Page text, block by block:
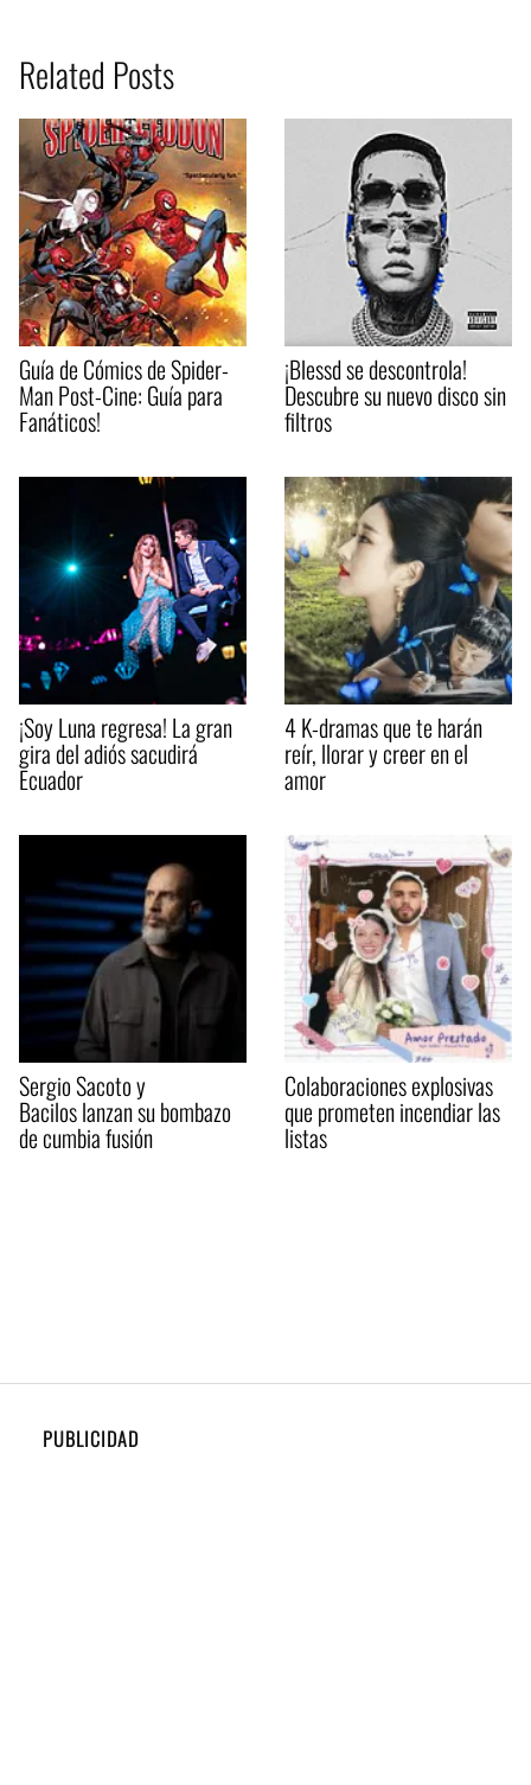
Related Posts
Guía de Cómics de Spider-
Man Post-Cine: Guía para
Fanáticos!
¡Blessd se descontrola!
Descubre su nuevo disco sin
filtros
¡Soy Luna regresa! La gran
gira del adiós sacudirá
Ecuador
4 K-dramas que te harán
reír, llorar y creer en el
amor
Sergio Sacoto y
Bacilos lanzan su bombazo
de cumbia fusión
Colaboraciones explosivas
que prometen incendiar las
listas
PUBLICIDAD